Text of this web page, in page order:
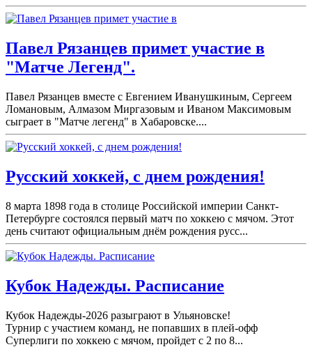
Павел Рязанцев примет участие в
"Матче Легенд".
Павел Рязанцев вместе с Евгением Иванушкиным, Сергеем
Ломановым, Алмазом Миргазовым и Иваном Максимовым
сыграет в "Матче легенд" в Хабаровске....
Русский хоккей, с днем рождения!
8 марта 1898 года в столице Российской империи Санкт-
Петербурге состоялся первый матч по хоккею с мячом. Этот
день считают официальным днём рождения русс...
Кубок Надежды. Расписание
Кубок Надежды-2026 разыграют в Ульяновске!
Турнир с участием команд, не попавших в плей-офф
Суперлиги по хоккею с мячом, пройдет с 2 по 8...